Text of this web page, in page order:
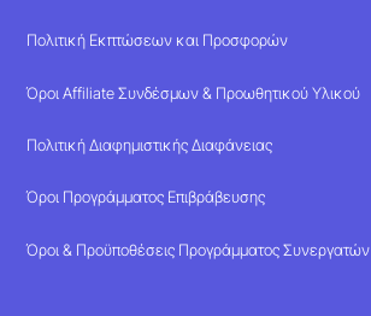
Πολιτική Εκπτώσεων και Προσφορών
Όροι Affiliate Συνδέσμων & Προωθητικού Υλικού
Πολιτική Διαφημιστικής Διαφάνειας
Όροι Προγράμματος Επιβράβευσης
Όροι & Προϋποθέσεις Προγράμματος Συνεργατών